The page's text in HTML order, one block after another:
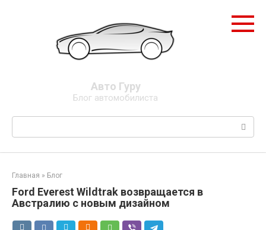
Авто Гуру
Блог автомобилиста
Поиск:
Главная » Блог
Ford Everest Wildtrak возвращается в
Австралию с новым дизайном